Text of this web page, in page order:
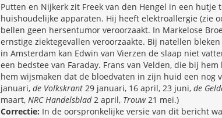
Putten en Nijkerk zit Freek van den Hengel in een
huishoudelijke apparaten. Hij heeft elektroallergie (zie
bellen geen hersentumor veroorzaakt. In Markelose
ernstige ziektegevallen veroorzaakte. Bij natellen
in Amsterdam kan Edwin van Vierzen de slaap niet
een bedstee van Faraday. Frans van Velden, die bij
hem wijsmaken dat de bloedvaten in zijn huid een nog
januari, de Volkskrant 29 januari, 16 april, 23 juni, de
maart, NRC Handelsblad2 april, Trouw21 mei.)
Correctie: In de oorspronkelijke versie van dit bericht